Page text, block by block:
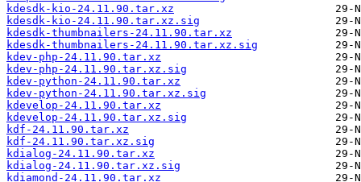
kdesdk-kio-24.11.90.tar.xz
kdesdk-kio-24.11.90.tar.xz.sig
kdesdk-thumbnailers-24.11.90.tar.xz
kdesdk-thumbnailers-24.11.90.tar.xz.sig
kdev-php-24.11.90.tar.xz
kdev-php-24.11.90.tar.xz.sig
kdev-python-24.11.90.tar.xz
kdev-python-24.11.90.tar.xz.sig
kdevelop-24.11.90.tar.xz
kdevelop-24.11.90.tar.xz.sig
kdf-24.11.90.tar.xz
kdf-24.11.90.tar.xz.sig
kdialog-24.11.90.tar.xz
kdialog-24.11.90.tar.xz.sig
kdiamond-24.11.90.tar.xz